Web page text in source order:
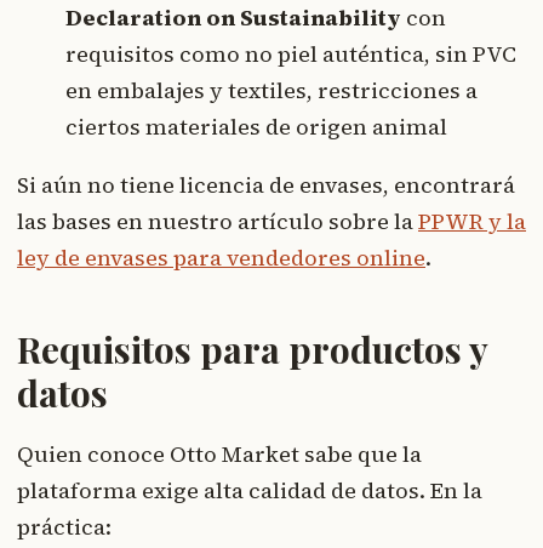
Declaration on Sustainability con
requisitos como no piel auténtica, sin PVC
en embalajes y textiles, restricciones a
ciertos materiales de origen animal
Si aún no tiene licencia de envases, encontrará
las bases en nuestro artículo sobre laPPWR y la
ley de envases para vendedores online.
Requisitos para productos y
datos
Quien conoce Otto Market sabe que la
plataforma exige alta calidad de datos. En la
práctica: